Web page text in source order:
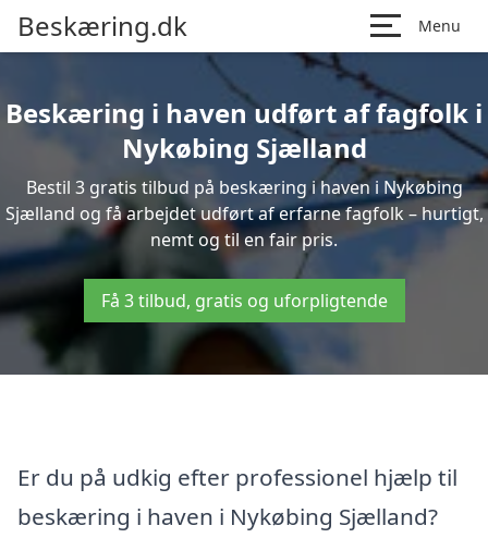
Beskæring.dk Menu
Beskæring i haven udført af fagfolk i
Nykøbing Sjælland
Bestil 3 gratis tilbud på beskæring i haven i Nykøbing
Sjælland og få arbejdet udført af erfarne fagfolk – hurtigt,
nemt og til en fair pris.
Få 3 tilbud, gratis og uforpligtende
Er du på udkig efter professionel hjælp til
beskæring i haven i Nykøbing Sjælland?